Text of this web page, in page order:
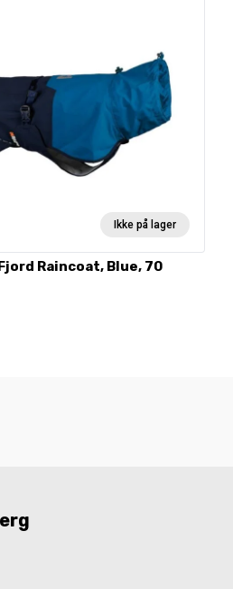
Ikke på lager
Raincoat, Blue, 70